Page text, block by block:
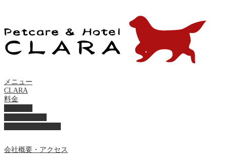
メニュー
CLARA
料金
会社概要・アクセス